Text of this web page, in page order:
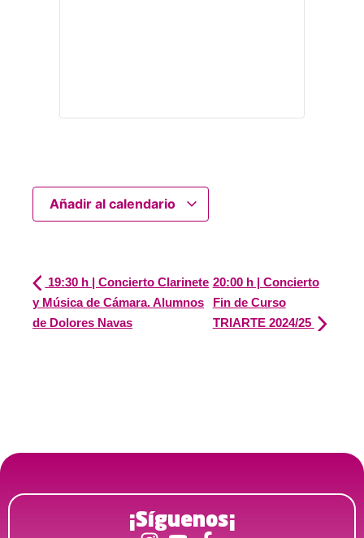
Añadir al calendario
19:30 h | Concierto Clarinete
y Música de Cámara. Alumnos
de Dolores Navas
20:00 h | Concierto
Fin de Curso
TRIARTE 2024/25
¡Síguenos¡